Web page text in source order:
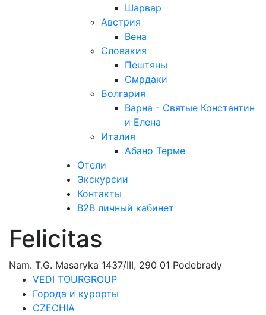
Шарвар
Австрия
Вена
Словакия
Пештяны
Смрдаки
Болгария
Варна - Святые Константин
и Елена
Италия
Абано Терме
Отели
Экскурсии
Контакты
B2B личный кабинет
Felicitas
Nam. T.G. Masaryka 1437/III, 290 01 Podеbrady
VEDI TOURGROUP
Города и курорты
CZECHIA